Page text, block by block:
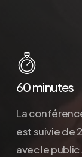
60 minutes
La
est suivie de
avec le public.